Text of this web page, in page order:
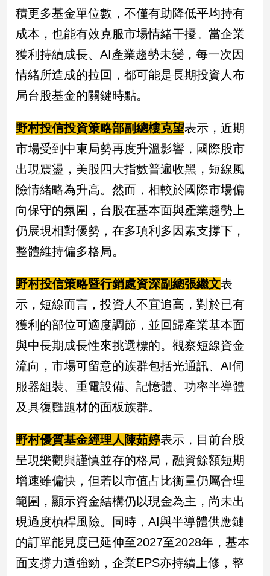
積更多基金單位數，不僅有助降低平均持有
成本，也能有效克服市場情緒干擾。當企業
獲利持續成長、AI產業趨勢未變，每一次因
情緒所造成的拉回，都可能是長期投資人布
局台股基金的關鍵時點。
野村投信投資策略部副總樓克望表示，近期
市場受到中東局勢再度升溫影響，國際股市
出現震盪，美股四大指數普遍收黑，短線風
險情緒略為升高。然而，相較於國際市場偏
向保守的氛圍，台股在基本面與產業趨勢上
仍展現相對優勢，在多項利多因素支撐下，
整體維持偏多格局。
野村投信策略暨行銷處資深副總張繼文表
示，短線而言，投資人不宜追高，對於已有
獲利的部位可適度調節，並回歸產業基本面
與中長期成長性來挑選標的。觀察短線資金
流向，市場可留意的族群包括光通訊、AI伺
服器組裝、重電設備、記憶體、功率半導體
及具復甦題材的面板族群。
野村優質基金經理人陳茹婷表示，目前台股
呈現樂觀與謹慎並存的格局，融資餘額短期
增速雖偏快，但若以市值占比衡量仍屬合理
範圍，顯示資金結構仍以現金為主，尚未出
現過度槓桿風險。同時，AI與半導體供應鏈
的訂單能見度已延伸至2027至2028年，基本
面支撐力道強勁，企業EPS亦持續上修，整